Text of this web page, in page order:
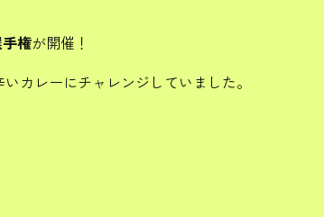
権が開催！
カレーにチャレンジしていました。